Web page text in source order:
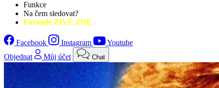
Funkce
Na čem sledovat?
Formule ŽIVĚ ZDE
Facebook Instagram
Youtube
Objednat
Můj účet Chat